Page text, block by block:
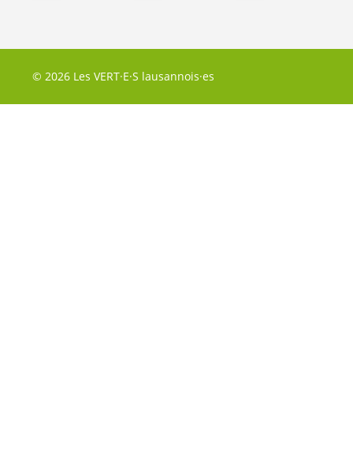
© 2026 Les VERT·E·S lausannois·es